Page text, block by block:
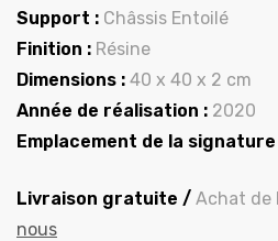
Support : Châssis Entoilé
Finition : Résine
Dimensions : 40 x 40 x 2 cm
Année de réalisation : 2020
Emplacement de la signature
Livraison gratuite / Achat de
nous